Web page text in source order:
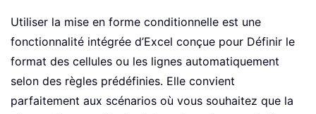
Utiliser la mise en forme conditionnelle est une
fonctionnalité intégrée d’Excel conçue pour Définir le
format des cellules ou les lignes automatiquement
selon des règles prédéfinies. Elle convient
parfaitement aux scénarios où vous souhaitez que la